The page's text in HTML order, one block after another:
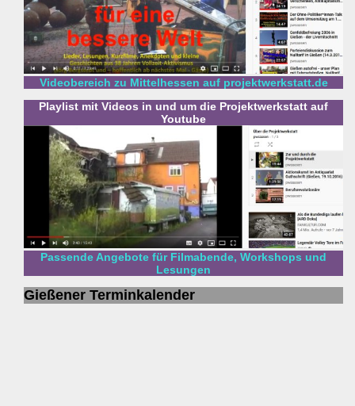
Videobereich zu Mittelhessen auf projektwerkstatt.de
Playlist mit Videos in und um die Projektwerkstatt auf
Youtube
Passende Angebote für Filmabende, Workshops und
Lesungen
Gießener Terminkalender